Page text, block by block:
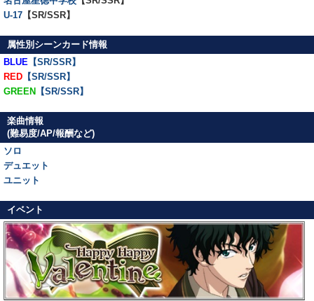
U-17 【SR/SSR】
属性別シーンカード情報
BLUE 【SR/SSR】
RED 【SR/SSR】
GREEN 【SR/SSR】
楽曲情報
(難易度/AP/報酬など)
ソロ
デュエット
ユニット
イベント